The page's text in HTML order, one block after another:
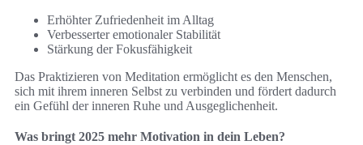
Erhöhter Zufriedenheit im Alltag
Verbesserter emotionaler Stabilität
Stärkung der Fokusfähigkeit
Das Praktizieren von Meditation ermöglicht es den Menschen,
sich mit ihrem inneren Selbst zu verbinden und fördert dadurch
ein Gefühl der inneren Ruhe und Ausgeglichenheit.
Was bringt 2025 mehr Motivation in dein Leben?